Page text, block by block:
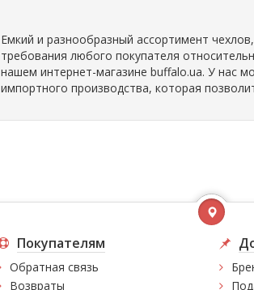
Емкий и разнообразный ассортимент
требования любого покупателя
нашем интернет-магазине buffalo.ua. У нас
импортного производства, которая
Покупателям
Обратная связь
Возвраты